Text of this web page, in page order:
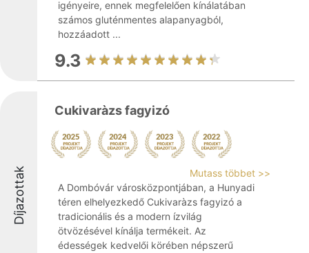
igényeire, ennek megfelelően kínálatában
számos gluténmentes alapanyagból,
hozzáadott ...
9.3
Díjazottak
Cukivaràzs fagyizó
Mutass többet >>
A Dombóvár városközpontjában, a Hunyadi
téren elhelyezkedő Cukivaràzs fagyizó a
tradicionális és a modern ízvilág
ötvözésével kínálja termékeit. Az
édességek kedvelői körében népszerű